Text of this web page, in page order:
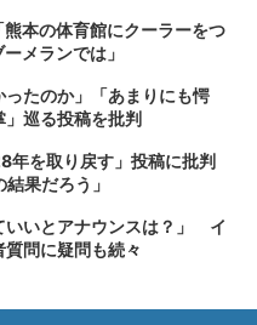
本の体育館にクーラーをつ
メランでは」
たのか」「あまりにも愕
巡る投稿を批判
年を取り戻す」投稿に批判
果だろう」
いいとアナウンスは？」 イ
問に疑問も続々